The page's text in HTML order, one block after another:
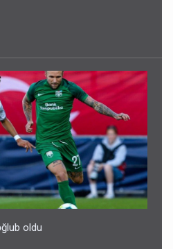
oldu